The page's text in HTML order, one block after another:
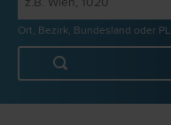
Ort, Bezirk, Bundesland oder